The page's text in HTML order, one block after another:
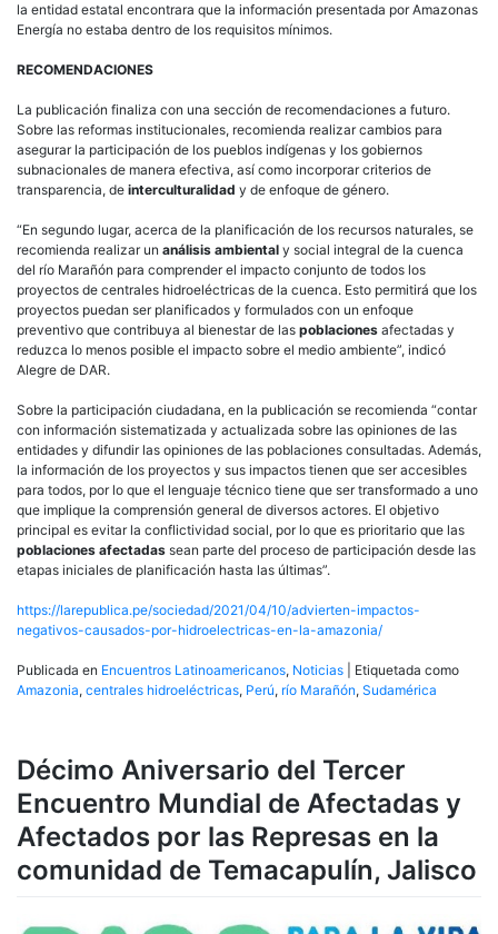
la entidad estatal encontrara que la información presentada por Amazonas
Energía no estaba dentro de los requisitos mínimos.
RECOMENDACIONES
La publicación finaliza con una sección de recomendaciones a futuro.
Sobre las reformas institucionales, recomienda realizar cambios para
asegurar la participación de los pueblos indígenas y los gobiernos
subnacionales de manera efectiva, así como incorporar criterios de
transparencia, de interculturalidad y de enfoque de género.
“En segundo lugar, acerca de la planificación de los recursos naturales, se
recomienda realizar un análisis ambiental y social integral de la cuenca
del río Marañón para comprender el impacto conjunto de todos los
proyectos de centrales hidroeléctricas de la cuenca. Esto permitirá que los
proyectos puedan ser planificados y formulados con un enfoque
preventivo que contribuya al bienestar de las poblaciones afectadas y
reduzca lo menos posible el impacto sobre el medio ambiente”, indicó
Alegre de DAR.
Sobre la participación ciudadana, en la publicación se recomienda “contar
con información sistematizada y actualizada sobre las opiniones de las
entidades y difundir las opiniones de las poblaciones consultadas. Además,
la información de los proyectos y sus impactos tienen que ser accesibles
para todos, por lo que el lenguaje técnico tiene que ser transformado a uno
que implique la comprensión general de diversos actores. El objetivo
principal es evitar la conflictividad social, por lo que es prioritario que las
poblaciones afectadas sean parte del proceso de participación desde las
etapas iniciales de planificación hasta las últimas”.
https://larepublica.pe/sociedad/2021/04/10/advierten-impactos-
negativos-causados-por-hidroelectricas-en-la-amazonia/
Publicada en Encuentros Latinoamericanos, Noticias
Etiquetada como
Amazonia, centrales hidroeléctricas, Perú, río Marañón, Sudamérica
Décimo Aniversario del Tercer
Encuentro Mundial de Afectadas y
Afectados por las Represas en la
comunidad de Temacapulín, Jalisco